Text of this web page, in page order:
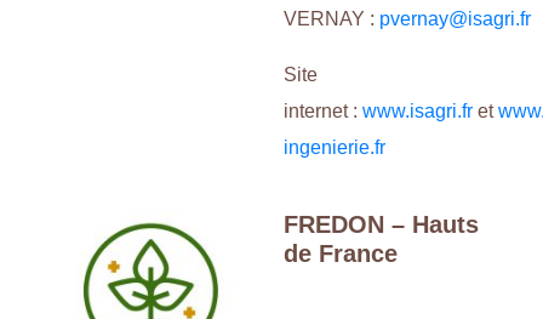
VERNAY : pvernay@isagri.fr
Site
internet : www.isagri.fr et
ingenierie.fr
FREDON – Hauts
de France